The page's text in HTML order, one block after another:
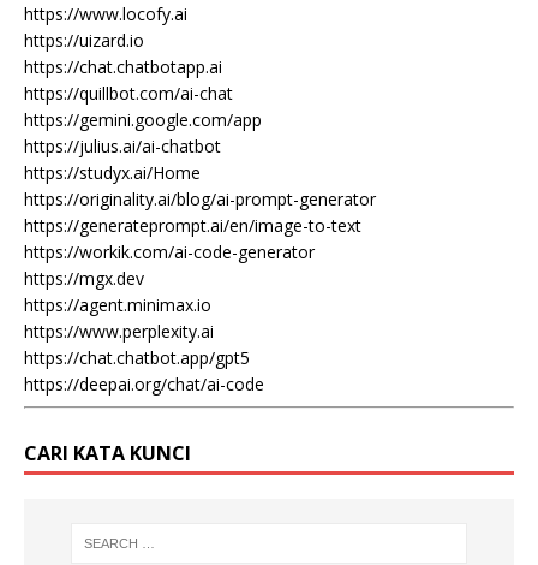
https://www.locofy.ai
https://uizard.io
https://chat.chatbotapp.ai
https://quillbot.com/ai-chat
https://gemini.google.com/app
https://julius.ai/ai-chatbot
https://studyx.ai/Home
https://originality.ai/blog/ai-prompt-generator
https://generateprompt.ai/en/image-to-text
https://workik.com/ai-code-generator
https://mgx.dev
https://agent.minimax.io
https://www.perplexity.ai
https://chat.chatbot.app/gpt5
https://deepai.org/chat/ai-code
CARI KATA KUNCI